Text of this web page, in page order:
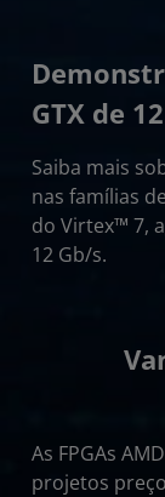
GTX de
Saiba mais
nas famílias
do Virtex™ 7,
12 Gb/s.
As FPGAs
projetos